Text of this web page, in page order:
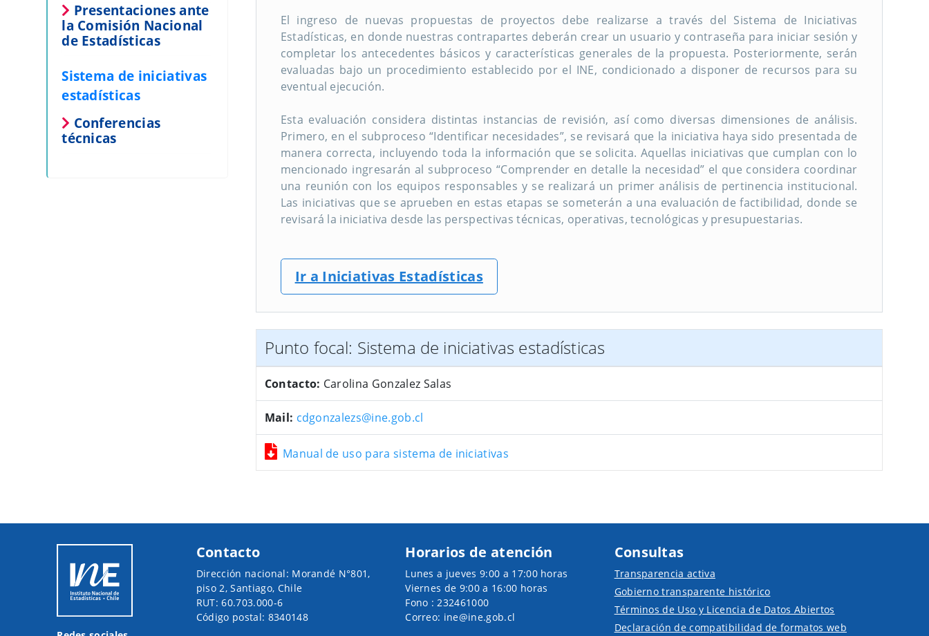
Presentaciones ante
la Comisión Nacional
de Estadísticas
Sistema de iniciativas
estadísticas
Conferencias
técnicas
El ingreso de nuevas propuestas de proyectos debe realizarse a través del Sistema de Iniciativas
Estadísticas, en donde nuestras contrapartes deberán crear un usuario y contraseña para iniciar sesión y
completar los antecedentes básicos y características generales de la propuesta. Posteriormente, serán
evaluadas bajo un procedimiento establecido por el INE, condicionado a disponer de recursos para su
eventual ejecución.
Esta evaluación considera distintas instancias de revisión, así como diversas dimensiones de análisis.
Primero, en el subproceso “Identificar necesidades”, se revisará que la iniciativa haya sido presentada de
manera correcta, incluyendo toda la información que se solicita. Aquellas iniciativas que cumplan con lo
mencionado ingresarán al subproceso “Comprender en detalle la necesidad” el que considera coordinar
una reunión con los equipos responsables y se realizará un primer análisis de pertinencia institucional.
Las iniciativas que se aprueben en estas etapas se someterán a una evaluación de factibilidad, donde se
revisará la iniciativa desde las perspectivas técnicas, operativas, tecnológicas y presupuestarias.
Ir a Iniciativas Estadísticas
Punto focal: Sistema de iniciativas estadísticas
Contacto: Carolina Gonzalez Salas
Mail: cdgonzalezs@ine.gob.cl
Manual de uso para sistema de iniciativas
Contacto
Dirección nacional: Morandé N°801,
piso 2, Santiago, Chile
RUT: 60.703.000-6
Código postal: 8340148
Horarios de atención
Lunes a jueves 9:00 a 17:00 horas
Viernes de 9:00 a 16:00 horas
Fono : 232461000
Correo: ine@ine.gob.cl
Consultas
Transparencia activa
Gobierno transparente histórico
Términos de Uso y Licencia de Datos Abiertos
Declaración de compatibilidad de formatos web